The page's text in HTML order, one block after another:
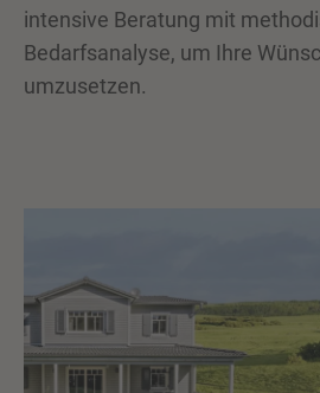
intensive Beratung mit
Bedarfsanalyse, um Ihre
umzusetzen.